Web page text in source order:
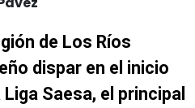
de Los Ríos
dispar en el inicio
Saesa, el principal